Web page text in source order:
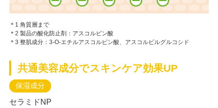
＊1 角質層まで
＊2 製品の酸化防止剤：アスコルビン酸
＊3 整肌成分：3-O-エチルアスコルビン酸、アスコルビルグルコシド
共通美容成分でスキンケア効果UP
保湿成分
セラミドNP